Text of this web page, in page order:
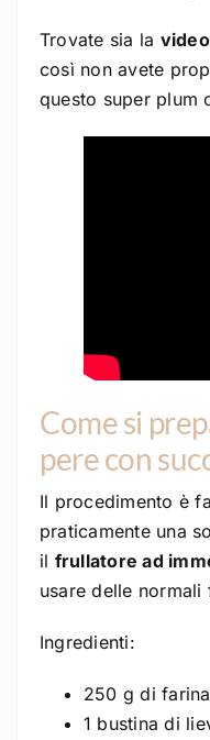
Trovate sia la
così non avete
questo super plum
Come si
pere con
Il procedimento è
praticamente una
il frullatore ad
usare delle normali
Ingredienti:
250 g di
1 bustina di